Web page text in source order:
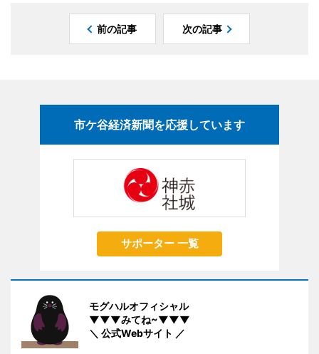
前の記事 次の記事
市ケ谷経済新聞を応援しています
サポーター 一覧
モグハルオフィシャル
▼▼▼みてね~▼▼▼
＼ 公式Webサイト ／